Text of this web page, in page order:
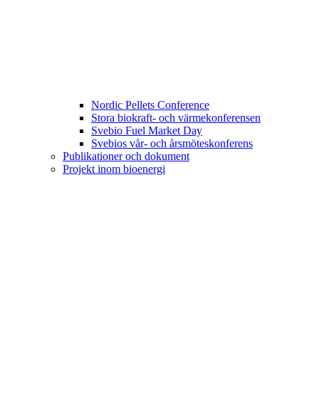
Nordic Pellets Conference
Stora biokraft- och värmekonferensen
Svebio Fuel Market Day
Svebios vår- och årsmöteskonferens
Publikationer och dokument
Projekt inom bioenergi